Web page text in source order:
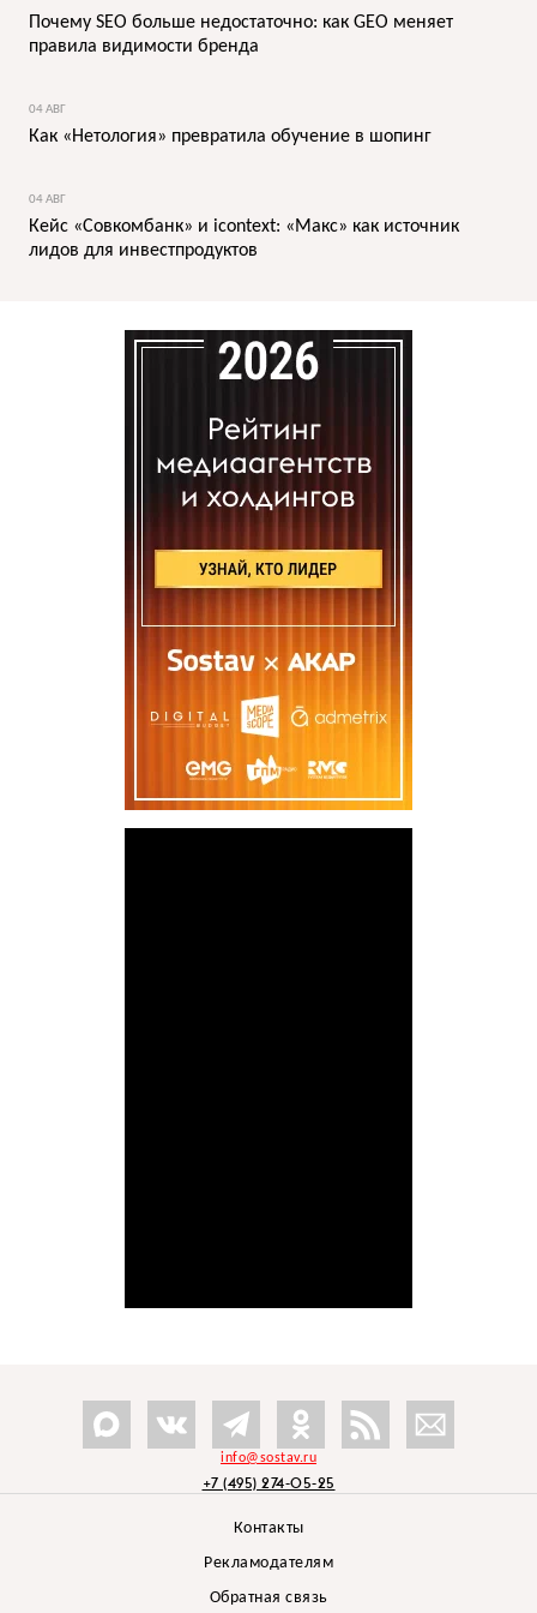
Почему SEO больше недостаточно: как GEO меняет
правила видимости бренда
04 АВГ
Как «Нетология» превратила обучение в шопинг
04 АВГ
Кейс «Совкомбанк» и icontext: «Макс» как источник
лидов для инвестпродуктов
info@sostav.ru
+7 (495) 274-05-25
Контакты
Рекламодателям
Обратная связь